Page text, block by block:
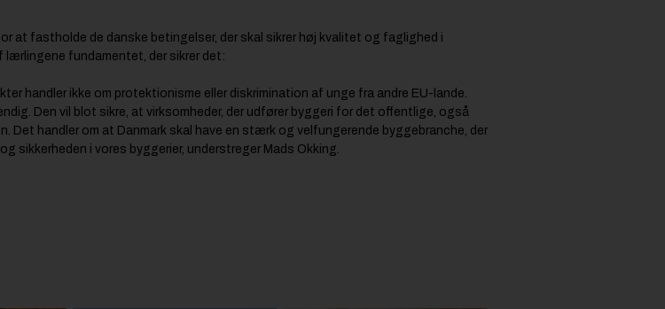
at fastholde de danske betingelser, der skal sikrer høj kvalitet og faglighed i
lærlingene fundamentet, der sikrer det:
handler ikke om protektionisme eller diskrimination af unge fra andre EU-lande.
Den vil blot sikre, at virksomheder, der udfører byggeri for det offentlige, også
handler om at Danmark skal have en stærk og velfungerende byggebranche, der
sikkerheden i vores byggerier, understreger Mads Okking.